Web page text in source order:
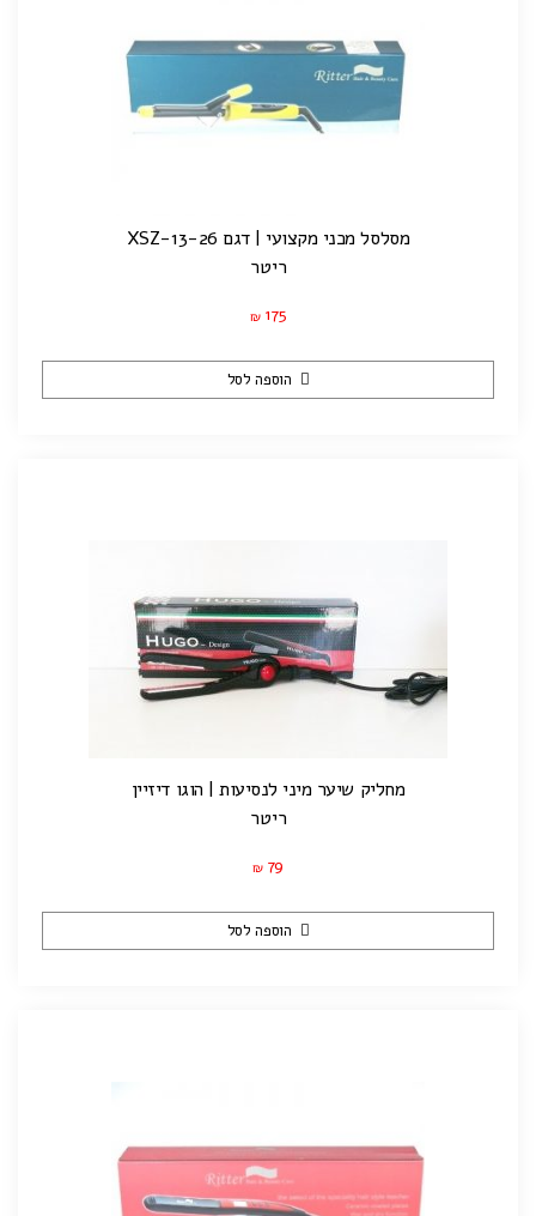
מסלסל מכני מקצועי | דגם XSZ-13-26
ריטר
₪ 175
הוספה לסל
מחליק שיער מיני לנסיעות | הוגו דיזיין
ריטר
₪ 79
הוספה לסל